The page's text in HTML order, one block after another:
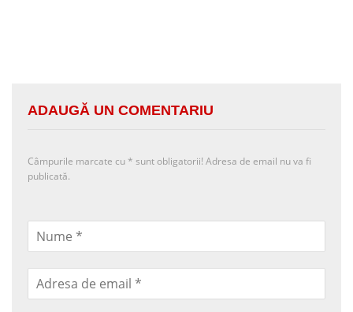
ADAUGĂ UN COMENTARIU
Câmpurile marcate cu * sunt obligatorii! Adresa de email nu va fi
publicată.